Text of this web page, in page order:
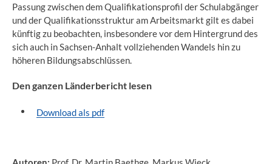
Passung zwischen dem Qualifikationsprofil der Schulabgänger
und der Qualifikationsstruktur am Arbeitsmarkt gilt es dabei
künftig zu beobachten, insbesondere vor dem Hintergrund des
sich auch in Sachsen-Anhalt vollziehenden Wandels hin zu
höheren Bildungsabschlüssen.
Den ganzen Länderbericht lesen
Download als pdf